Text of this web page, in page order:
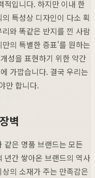
적입니다. 하지만 이내 한
특성상 디자인이 다소 획
와 똑같은 반지를 낀 사람
의 특별한 증표'를 원하는
성을 표현하기 위한 약간
가깝습니다. 결국 우리는
만 합니다.
벽
같은 명품 브랜드는 모든
년간 쌓아온 브랜드의 역사
의 소재가 주는 만족감은